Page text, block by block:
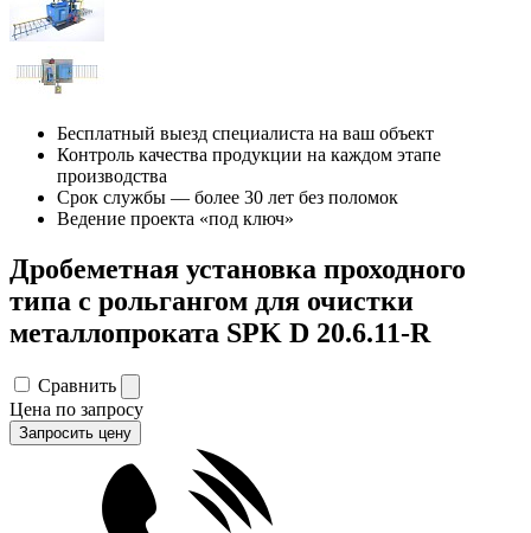
Бесплатный выезд специалиста на ваш объект
Контроль качества продукции на каждом этапе
производства
Срок службы — более 30 лет без поломок
Ведение проекта «под ключ»
Дробеметная установка проходного
типа с рольгангом для очистки
металлопроката SPK D 20.6.11-R
Сравнить
Цена по запросу
Запросить цену